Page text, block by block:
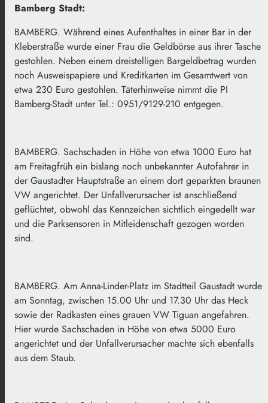
Bamberg Stadt:
BAMBERG. Während eines Aufenthaltes in einer Bar in der
Kleberstraße wurde einer Frau die Geldbörse aus ihrer Tasche
gestohlen. Neben einem dreistelligen Bargeldbetrag wurden
noch Ausweispapiere und Kreditkarten im Gesamtwert von
etwa 230 Euro gestohlen. Täterhinweise nimmt die PI
Bamberg-Stadt unter Tel.: 0951/9129-210 entgegen.
BAMBERG. Sachschaden in Höhe von etwa 1000 Euro hat
am Freitagfrüh ein bislang noch unbekannter Autofahrer in
der Gaustadter Hauptstraße an einem dort geparkten braunen
VW angerichtet. Der Unfallverursacher ist anschließend
geflüchtet, obwohl das Kennzeichen sichtlich eingedellt war
und die Parksensoren in Mitleidenschaft gezogen worden
sind.
BAMBERG. Am Anna-Linder-Platz im Stadtteil Gaustadt wurde
am Sonntag, zwischen 15.00 Uhr und 17.30 Uhr das Heck
sowie der Radkasten eines grauen VW Tiguan angefahren.
Hier wurde Sachschaden in Höhe von etwa 5000 Euro
angerichtet und der Unfallverursacher machte sich ebenfalls
aus dem Staub.